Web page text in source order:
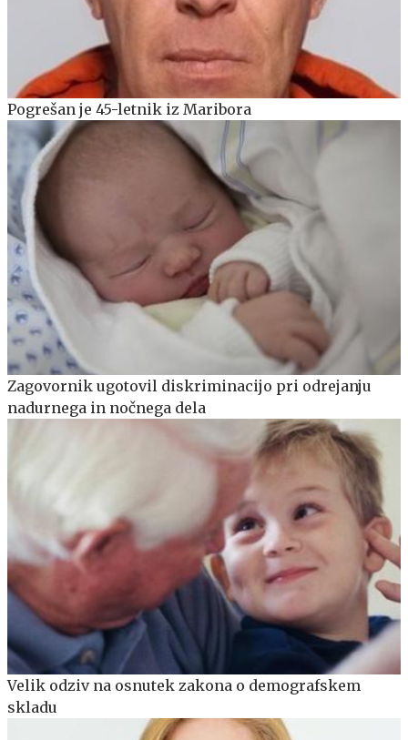
Pogrešan je 45-letnik iz Maribora
Zagovornik ugotovil diskriminacijo pri odrejanju
nadurnega in nočnega dela
Velik odziv na osnutek zakona o demografskem
skladu